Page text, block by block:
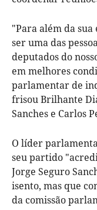
"Para além da
ser uma das
deputados do
em melhores
parlamentar de
frisou Brilhante
Sanches e Carlos
O líder
seu partido
Jorge Seguro
isento, mas que
da comissão